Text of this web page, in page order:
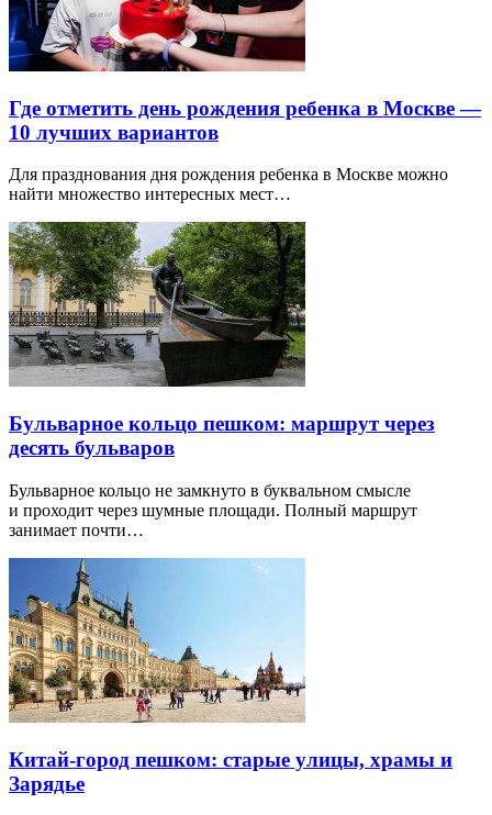
Где отметить день рождения ребенка в Москве —
10 лучших вариантов
Для празднования дня рождения ребенка в Москве можно
найти множество интересных мест…
Бульварное кольцо пешком: маршрут через
десять бульваров
Бульварное кольцо не замкнуто в буквальном смысле
и проходит через шумные площади. Полный маршрут
занимает почти…
Китай-город пешком: старые улицы, храмы и
Зарядье